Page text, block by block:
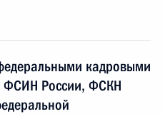
кадровыми
ФСИН России, ФСКН